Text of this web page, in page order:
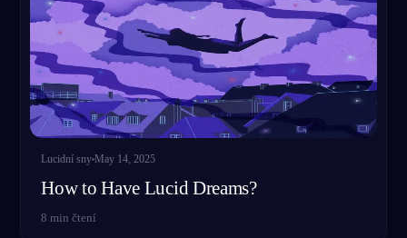
CS
EN English FR Français ES
PT Português
RU Русский TR Türkçe
Lucidní sny May 14, 2025
How to Have Lucid Dreams?
8 min čtení